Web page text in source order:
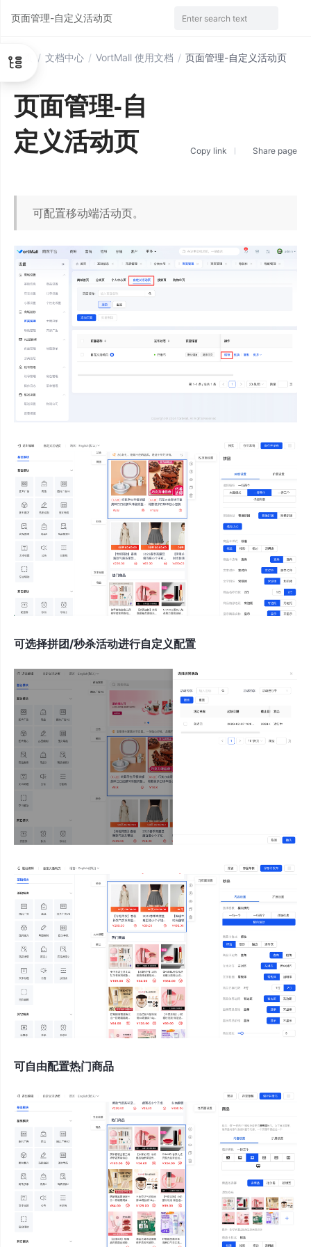
首页 / 文档中心 / VortMall 使用文档 / 页面管理-自定义活动页
页面管理-自
定义活动页
Copy link Share page
可配置移动端活动页。
可选择拼团/秒杀活动进行自定义配置
可自由配置热门商品
页面管理-自定义活动页 Enter search text